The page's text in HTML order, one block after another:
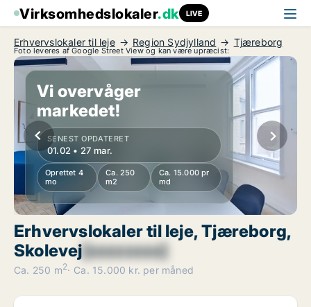
Virksomhedslokaler.dk LIVE
Erhvervslokaler til leje Region Sydjylland Tjæreborg
Foto leveres af Google Street View og kan være upræcist:
Vi overvåger
markedet!
SENEST OPDATERET
01.02 • 27 mar.
Oprettet 4
mo
Ca. 250
m2
Ca. 15.000 pr
md
Erhvervslokaler til leje, Tjæreborg,
Skolevej[xxxxxxxx]
Ca. 250 m2 Ca. 15.000 kr. per måned